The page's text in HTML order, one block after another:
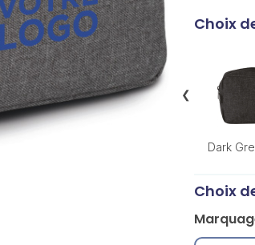
Choix
Dark
❮
Choix